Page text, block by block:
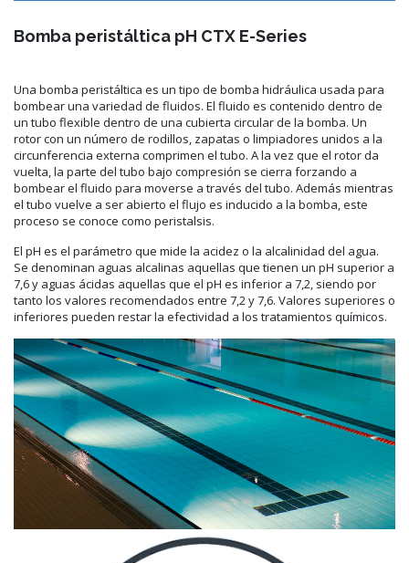
Bomba peristáltica pH CTX E-Series
Una bomba peristáltica es un tipo de bomba hidráulica usada para
bombear una variedad de fluidos. El fluido es contenido dentro de
un tubo flexible dentro de una cubierta circular de la bomba. Un
rotor con un número de rodillos, zapatas o limpiadores unidos a la
circunferencia externa comprimen el tubo. A la vez que el rotor da
vuelta, la parte del tubo bajo compresión se cierra forzando a
bombear el fluido para moverse a través del tubo. Además mientras
el tubo vuelve a ser abierto el flujo es inducido a la bomba, este
proceso se conoce como peristalsis.
El pH es el parámetro que mide la acidez o la alcalinidad del agua.
Se denominan aguas alcalinas aquellas que tienen un pH superior a
7,6 y aguas ácidas aquellas que el pH es inferior a 7,2, siendo por
tanto los valores recomendados entre 7,2 y 7,6. Valores superiores o
inferiores pueden restar la efectividad a los tratamientos químicos.